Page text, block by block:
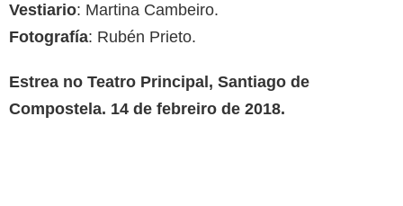
Vestiario: Martina Cambeiro.
Fotografía: Rubén Prieto.
Estrea no Teatro Principal, Santiago de
Compostela. 14 de febreiro de 2018.